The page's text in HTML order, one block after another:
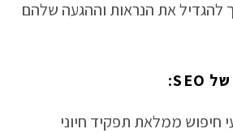
להגדיל את הנראות וההגעה שלהם
חיפוש ממלאת תפקיד חיוני